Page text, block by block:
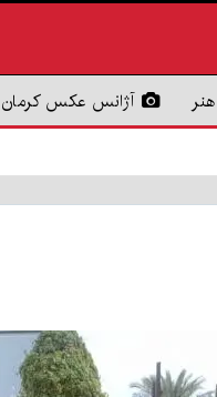
آژانس عکس کرمان